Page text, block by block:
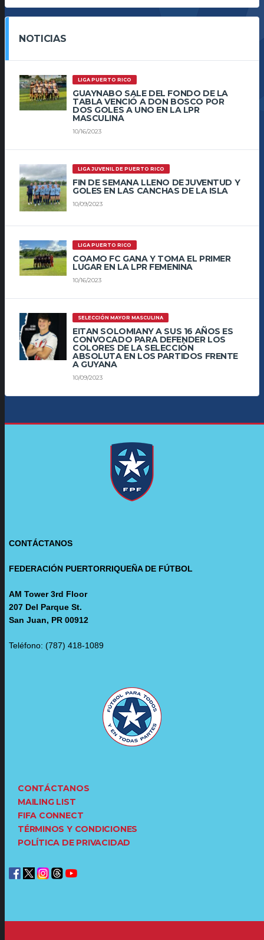
NOTICIAS
LIGA PUERTO RICO
GUAYNABO SALE DEL FONDO DE LA
TABLA VENCIÓ A DON BOSCO POR
DOS GOLES A UNO EN LA LPR
MASCULINA
10/16/2023
LIGA JUVENIL DE PUERTO RICO
FIN DE SEMANA LLENO DE JUVENTUD Y
GOLES EN LAS CANCHAS DE LA ISLA
10/09/2023
LIGA PUERTO RICO
COAMO FC GANA Y TOMA EL PRIMER
LUGAR EN LA LPR FEMENINA
10/16/2023
SELECCIÓN MAYOR MASCULINA
EITAN SOLOMIANY A SUS 16 AÑOS ES
CONVOCADO PARA DEFENDER LOS
COLORES DE LA SELECCIÓN
ABSOLUTA EN LOS PARTIDOS FRENTE
A GUYANA
10/09/2023
CONTÁCTANOS
FEDERACIÓN PUERTORRIQUEÑA DE FÚTBOL
AM Tower 3rd Floor
207 Del Parque St.
San Juan, PR 00912
Teléfono: (787) 418-1089
CONTÁCTANOS
MAILING LIST
FIFA CONNECT
TÉRMINOS Y CONDICIONES
POLÍTICA DE PRIVACIDAD